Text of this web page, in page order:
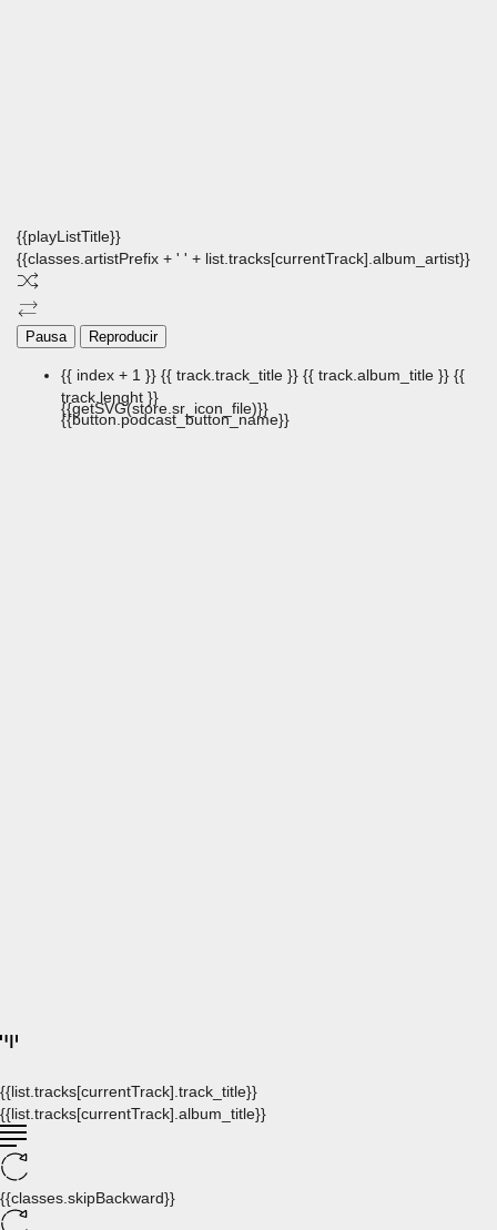
{{playListTitle}}
{{classes.artistPrefix + ' ' + list.tracks[currentTrack].album_artist}}
Pausa Reproducir
{{ index + 1 }} {{ track.track_title }} {{ track.album_title }} {{
track.lenght }}
{{getSVG(store.sr_icon_file)}}
{{button.podcast_button_name}}
{{list.tracks[currentTrack].track_title}}
{{list.tracks[currentTrack].album_title}}
{{classes.skipBackward}}